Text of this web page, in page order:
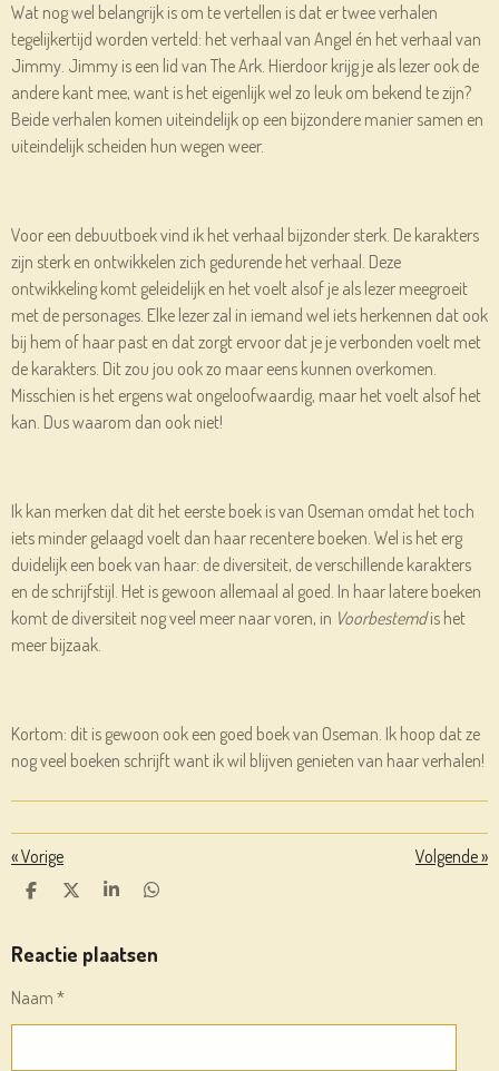
Wat nog wel belangrijk is om te vertellen is dat er twee verhalen
tegelijkertijd worden verteld: het verhaal van Angel én het verhaal van
Jimmy. Jimmy is een lid van The Ark. Hierdoor krijg je als lezer ook de
andere kant mee, want is het eigenlijk wel zo leuk om bekend te zijn?
Beide verhalen komen uiteindelijk op een bijzondere manier samen en
uiteindelijk scheiden hun wegen weer.
Voor een debuutboek vind ik het verhaal bijzonder sterk. De karakters
zijn sterk en ontwikkelen zich gedurende het verhaal. Deze
ontwikkeling komt geleidelijk en het voelt alsof je als lezer meegroeit
met de personages. Elke lezer zal in iemand wel iets herkennen dat ook
bij hem of haar past en dat zorgt ervoor dat je je verbonden voelt met
de karakters. Dit zou jou ook zo maar eens kunnen overkomen.
Misschien is het ergens wat ongeloofwaardig, maar het voelt alsof het
kan. Dus waarom dan ook niet!
Ik kan merken dat dit het eerste boek is van Oseman omdat het toch
iets minder gelaagd voelt dan haar recentere boeken. Wel is het erg
duidelijk een boek van haar: de diversiteit, de verschillende karakters
en de schrijfstijl. Het is gewoon allemaal al goed. In haar latere boeken
komt de diversiteit nog veel meer naar voren, in Voorbestemdis het
meer bijzaak.
Kortom: dit is gewoon ook een goed boek van Oseman. Ik hoop dat ze
nog veel boeken schrijft want ik wil blijven genieten van haar verhalen!
«Vorige Volgende»
D
E
N
D
L
S
R
E
D
E
N
Reactie plaatsen
Naam *